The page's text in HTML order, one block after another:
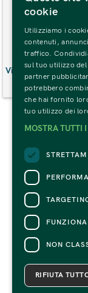
Vino - Amarone- Sole
For information
cookie
Utilizziamo i
contenuti,
traffico.
sul tuo utilizzo
partner
potrebbero
che hai fornito
tuo utilizzo dei
MOSTRA TUTTI
NON
RIFIUTA